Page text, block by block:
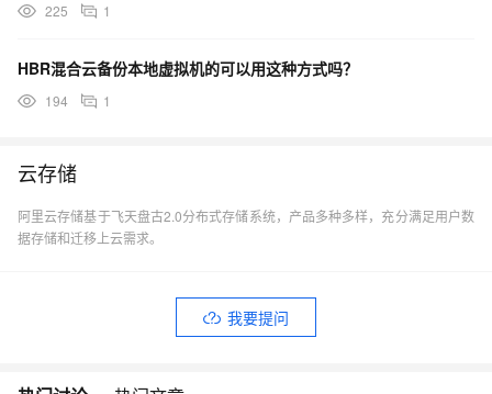
225 1
HBR混合云备份本地虚拟机的可以用这种方式吗？
194 1
云存储
阿里云存储基于飞天盘古2.0分布式存储系统，产品多种多样，充分满足用户数
据存储和迁移上云需求。
我要提问